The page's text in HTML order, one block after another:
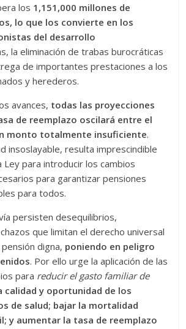
los 1,151,000 millones de
lo que los convierte en los
del desarrollo
la eliminación de trabas burocráticas
de importantes prestaciones a los
y herederos.
avances, todas las proyecciones
de reemplazo oscilará entre el
monto totalmente insuficiente.
insoslayable, resulta imprescindible
Ley para introducir los cambios
para garantizar pensiones
para todos.
persisten desequilibrios,
que limitan el derecho universal
digna, poniendo en peligro
. Por ello urge la aplicación de las
para reducir el gasto familiar de
calidad y oportunidad de los
de salud; bajar la mortalidad
y aumentar la tasa de reemplazo